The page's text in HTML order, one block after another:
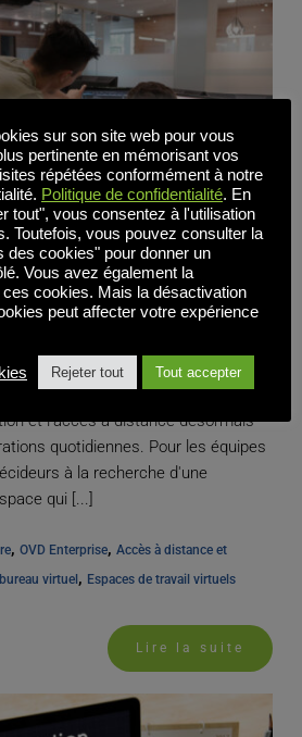
de travail Citrix que vous
de l'IA et de la collaboration
travaillent évolue rapidement,
et l'accès à distance désormais
quotidiennes. Pour les équipes
à la recherche d'une
qui [...]
, OVD Enterprise, Accès à distance et
virtuel , Espaces de travail virtuels
Lire la suite
sur son site web pour vous
pertinente en mémorisant vos
répétées conformément à notre
Politique de confidentialité. En
tout", vous consentez à l'utilisation
Toutefois, vous pouvez consulter la
des cookies" pour donner un
Vous avez également la
cookies. Mais la désactivation
peut affecter votre expérience
Rejeter tout Tout accepter